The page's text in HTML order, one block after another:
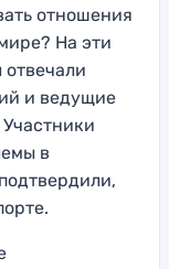
отношения
На эти
и ведущие
в